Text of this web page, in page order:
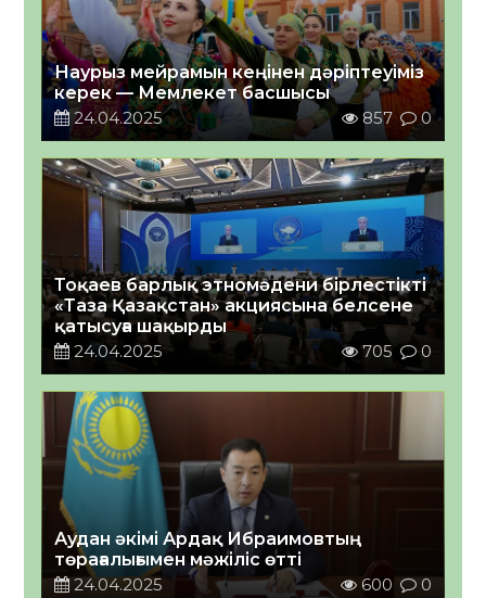
Наурыз мейрамын кеңінен дәріптеуіміз
керек — Мемлекет басшысы
24.04.2025
857 0
Тоқаев барлық этномәдени бірлестікті
«Таза Қазақстан» акциясына белсене
қатысуға шақырды
24.04.2025
705 0
Аудан әкімі Ардақ Ибраимовтың
төрағалығымен мәжіліс өтті
24.04.2025
600 0